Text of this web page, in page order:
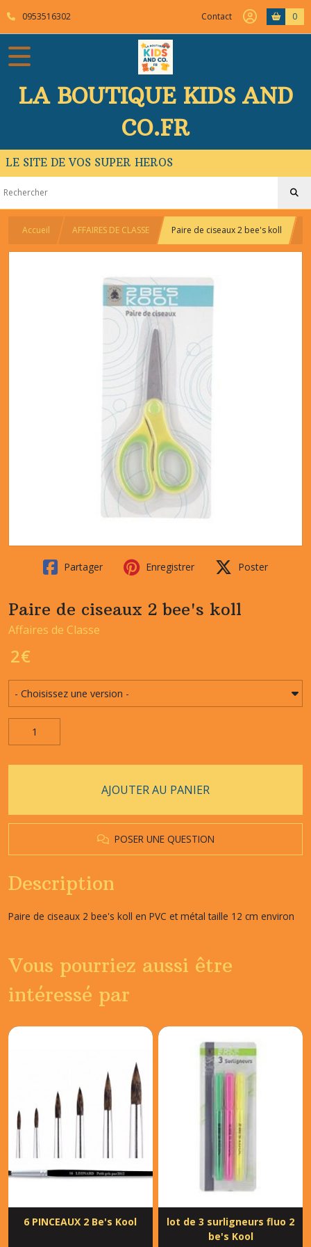
0953516302 Contact 0
LA BOUTIQUE KIDS AND
CO.FR
LE SITE DE VOS SUPER HEROS
Accueil AFFAIRES DE CLASSE Paire de ciseaux 2 bee's koll
Partager Enregistrer Poster
Paire de ciseaux 2 bee's koll
Affaires de Classe
2€
AJOUTER AU PANIER
POSER UNE QUESTION
Description
Paire de ciseaux 2 bee's koll en PVC et métal taille 12 cm environ
Vous pourriez aussi être
intéressé par
6 PINCEAUX 2 Be's Kool
lot de 3 surligneurs fluo 2
be's Kool